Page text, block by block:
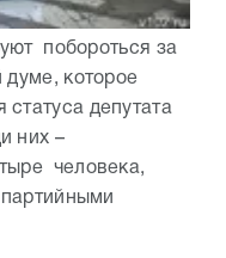
побороться за
думе, которое
депутата
них –
человека,